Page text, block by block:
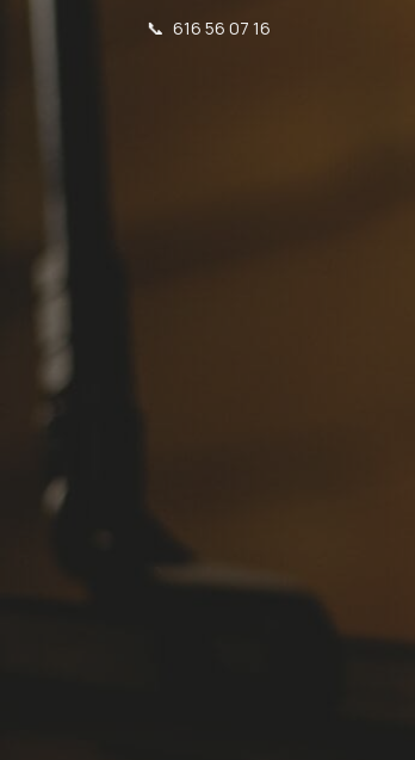
📞 616 56 07 16